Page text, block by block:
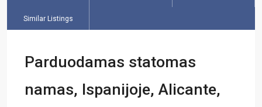
Similar Listings
Parduodamas statomas
namas, Ispanijoje, Alicante,